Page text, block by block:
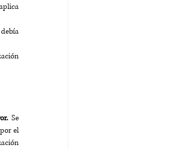
Se
el